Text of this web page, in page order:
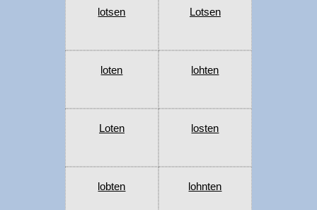
lotsen Lotsen
loten lohten
Loten losten
lobten lohnten